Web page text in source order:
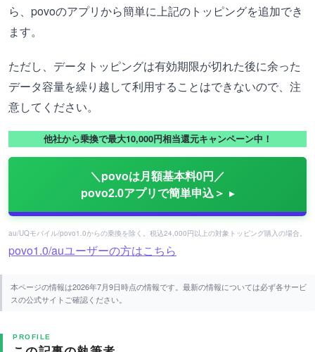
ら、povoのアプリから簡単に上記のトッピングを追加でき
ます。
ただし、データトッピングは有効期限が切れた後に余った
データ容量を繰り越して利用することはできないので、注
意してください。
他社から乗換で最大10,000円相当還元キャンペーン中！
＼povoは月額基本料0円／
povo2.0アプリで簡単申込＞
au/UQモバイル/povo1.0からの乗換を除く。税込24,000円以上の対象トッピング購入の場合。
povo1.0/auユーザーの方はこちら
本ページの情報は2026年7月9日時点の情報です。最新の情報については必ず各サービ
スの公式サイトご確認ください。
PROFILE